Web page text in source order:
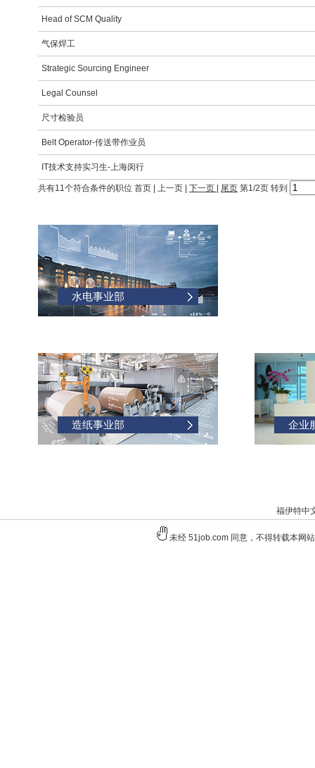
Head of SCM Quality
气保焊工
Strategic Sourcing Engineer
Legal Counsel
尺寸检验员
Belt Operator-传送带作业员
IT技术支持实习生-上海闵行
共有11个符合条件的职位 首页 上一页 下一页 尾页 第1/2页 转到
水电事业部
造纸事业部 企业
福伊特中
未经 51job.com 同意，不得转载本网